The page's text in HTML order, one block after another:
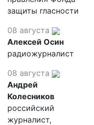
защиты гласности
08 августа
Алексей Осин
радиожурналист
08 августа
Андрей
Колесников
российский
журналист,